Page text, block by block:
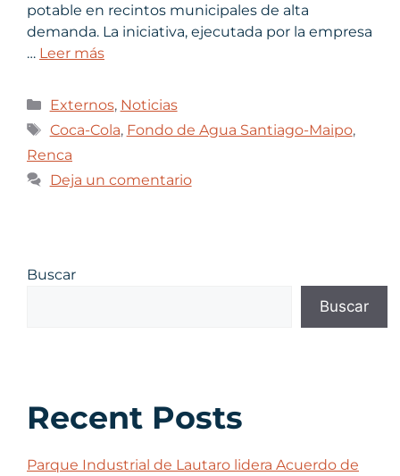
potable en recintos municipales de alta
demanda. La iniciativa, ejecutada por la empresa
… Leer más
Externos, Noticias
Coca-Cola, Fondo de Agua Santiago-Maipo,
Renca
Deja un comentario
Buscar
Buscar
Recent Posts
Parque Industrial de Lautaro lidera Acuerdo de